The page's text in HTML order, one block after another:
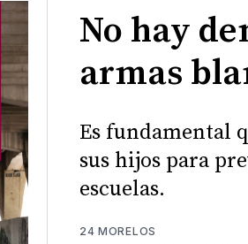
No hay
armas
Es fundamental
sus hijos para
escuelas.
24 MORELOS